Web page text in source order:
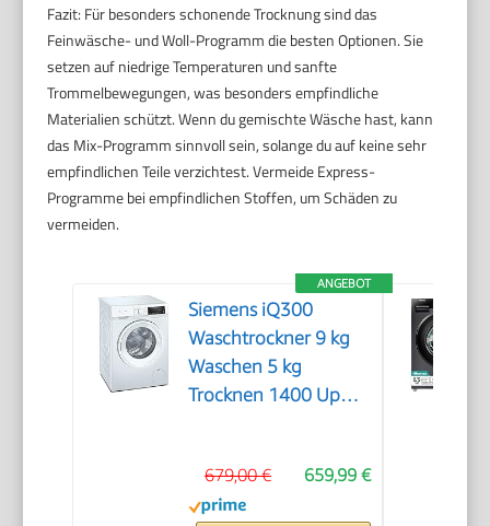
Fazit: Für besonders schonende Trocknung sind das
Feinwäsche- und Woll-Programm die besten Optionen. Sie
setzen auf niedrige Temperaturen und sanfte
Trommelbewegungen, was besonders empfindliche
Materialien schützt. Wenn du gemischte Wäsche hast, kann
das Mix-Programm sinnvoll sein, solange du auf keine sehr
empfindlichen Teile verzichtest. Vermeide Express-
Programme bei empfindlichen Stoffen, um Schäden zu
vermeiden.
ANGEBOT
Siemens iQ300
Waschtrockner 9 kg
Waschen 5 kg
Trocknen 1400 UpM
659,99 €
679,00 €